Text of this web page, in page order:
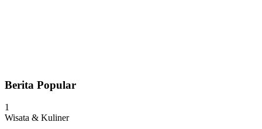
Berita Popular
1
Wisata & Kuliner